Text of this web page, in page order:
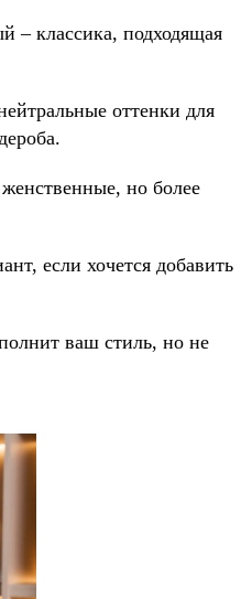
– классика, подходящая
оттенки для
но более
если хочется добавить
ваш стиль, но не